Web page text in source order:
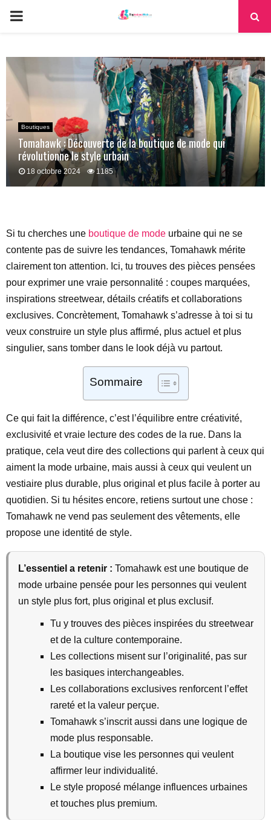
PRIMARY
Boutiques
Tomahawk : Découverte de la boutique de mode qui
révolutionne le style urbain
18 octobre 2024 1185
Si tu cherches une boutique de mode urbaine qui ne se
contente pas de suivre les tendances, Tomahawk mérite
clairement ton attention. Ici, tu trouves des pièces pensées
pour exprimer une vraie personnalité : coupes marquées,
inspirations streetwear, détails créatifs et collaborations
exclusives. Concrètement, Tomahawk s’adresse à toi si tu
veux construire un style plus affirmé, plus actuel et plus
singulier, sans tomber dans le look déjà vu partout.
Sommaire
Ce qui fait la différence, c’est l’équilibre entre créativité,
exclusivité et vraie lecture des codes de la rue. Dans la
pratique, cela veut dire des collections qui parlent à ceux qui
aiment la mode urbaine, mais aussi à ceux qui veulent un
vestiaire plus durable, plus original et plus facile à porter au
quotidien. Si tu hésites encore, retiens surtout une chose :
Tomahawk ne vend pas seulement des vêtements, elle
propose une identité de style.
L’essentiel a retenir : Tomahawk est une boutique de
mode urbaine pensée pour les personnes qui veulent
un style plus fort, plus original et plus exclusif.
Tu y trouves des pièces inspirées du streetwear
et de la culture contemporaine.
Les collections misent sur l’originalité, pas sur
les basiques interchangeables.
Les collaborations exclusives renforcent l’effet
rareté et la valeur perçue.
Tomahawk s’inscrit aussi dans une logique de
mode plus responsable.
La boutique vise les personnes qui veulent
affirmer leur individualité.
Le style proposé mélange influences urbaines
et touches plus premium.